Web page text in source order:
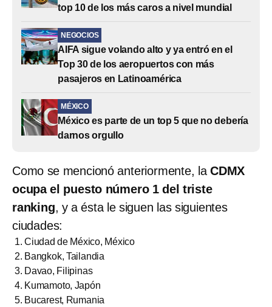
top 10 de los más caros a nivel mundial
NEGOCIOS
AIFA sigue volando alto y ya entró en el
Top 30 de los aeropuertos con más
pasajeros en Latinoamérica
MÉXICO
México es parte de un top 5 que no debería
darnos orgullo
Como se mencionó anteriormente, la CDMX
ocupa el puesto número 1 del triste
ranking, y a ésta le siguen las siguientes
ciudades:
Ciudad de México, México
Bangkok, Tailandia
Davao, Filipinas
Kumamoto, Japón
Bucarest, Rumania